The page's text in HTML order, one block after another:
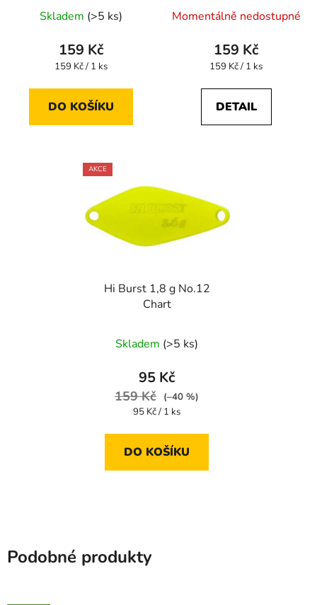
Skladem (>5 ks)
159 Kč
Měrná
159 Kč / 1 ks
DO KOŠÍKU
Momentálně nedostupné
159 Kč
Měrná
159 Kč / 1 ks
DETAIL
AKCE
Hi Burst 1,8 g No.12
Chart
Skladem (>5 ks)
95 Kč
159 Kč
(–40 %)
Měrná
95 Kč / 1 ks
DO KOŠÍKU
Podobné produkty